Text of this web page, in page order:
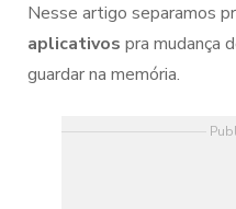
Nesse artigo separamos
aplicativos pra mudança
guardar na memória.